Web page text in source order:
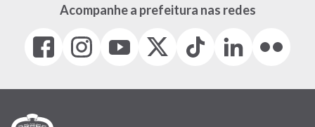
Acompanhe a prefeitura nas redes
Facebook
(link
em
janela)
Instagram
(link
em
(link
em
(Antigo
(link
Tiktok
(link
em
LinkedIn
(link
em
(link
em